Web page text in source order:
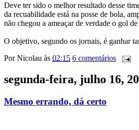
Deve ter sido o melhor resultado desse
da recuabilidade está na posse de bola,
não chegou a ameaçar de verdade o gol
O objetivo, segundo os jornais, é ganhar
PorNicolau às 02:15 6 comentários
segunda-feira, julho 16,
Mesmo errando, dá certo